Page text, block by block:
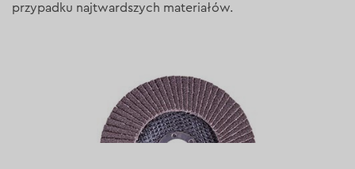
przypadku najtwardszych materiałów.